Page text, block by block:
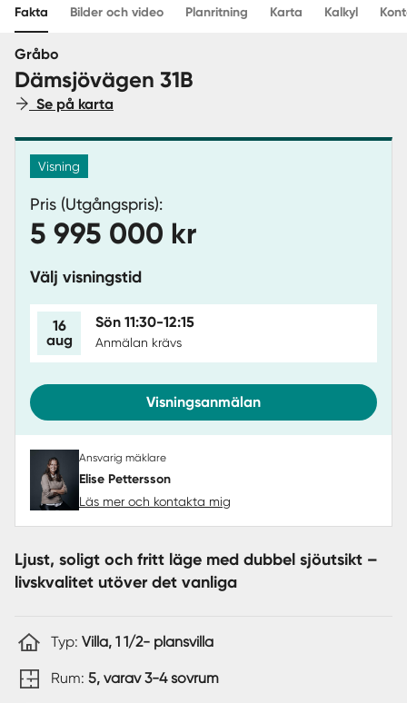
Sverige
Fakta Bilder och video Planritning Karta Kalkyl
Gråbo
Dämsjövägen 31B
Se på karta
Visning
Pris (Utgångspris):
5 995 000 kr
Välj visningstid
16
aug
Sön 11:30-12:15
Anmälan krävs
Visningsanmälan
Ansvarig mäklare
Elise Pettersson
Läs mer och kontakta mig
Ljust, soligt och fritt läge med dubbel sjöutsikt –
livskvalitet utöver det vanliga
Typ: Villa, 1 1/2- plansvilla
Rum: 5, varav 3-4 sovrum